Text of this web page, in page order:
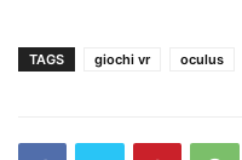
TAGS giochi vr oculus